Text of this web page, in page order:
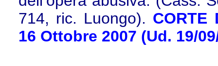
714, ric. Luongo). CORTE
16 Ottobre 2007 (Ud. 19/